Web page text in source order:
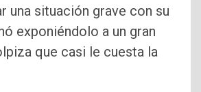
una situación grave con su
exponiéndolo a un gran
que casi le cuesta la